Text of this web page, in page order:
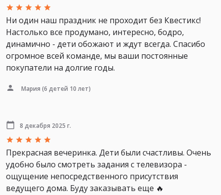
Ни один наш праздник не проходит без Квестикс!
Настолько все продумано, интересно, бодро,
динамично - дети обожают и ждут всегда. Спасибо
огромное всей команде, мы ваши постоянные
покупатели на долгие годы.
Мария (6 детей 10 лет)
8 декабря 2025 г.
Прекрасная вечеринка. Дети были счастливы. Очень
удобно было смотреть задания с телевизора -
ощущение непосредственного присутствия
ведущего дома. Буду заказывать еще 🔥